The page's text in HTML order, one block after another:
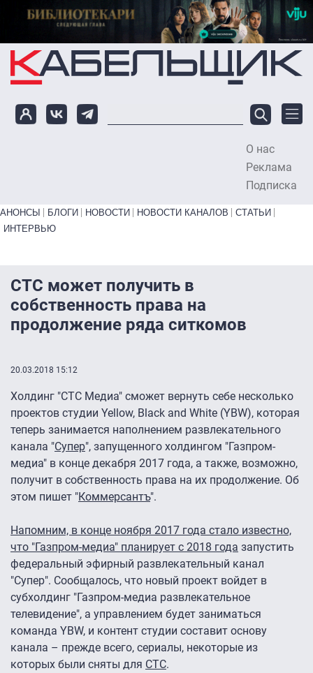
Перейти к основному содержанию
О нас
Реклама
Подписка
Primary links bottom
АНОНСЫ БЛОГИ НОВОСТИ НОВОСТИ КАНАЛОВ
СТАТЬИ
ИНТЕРВЬЮ
СТС может получить в
собственность права на
продолжение ряда ситкомов
20.03.2018 15:12
Холдинг "СТС Медиа" сможет вернуть себе несколько
проектов студии Yellow, Black and White (YBW), которая
теперь занимается наполнением развлекательного
канала "Супер", запущенного холдингом "Газпром-
медиа" в конце декабря 2017 года, а также, возможно,
получит в собственность права на их продолжение. Об
этом пишет "Коммерсантъ".
Напомним, в конце ноября 2017 года стало известно,
что "Газпром-медиа" планирует с 2018 года запустить
федеральный эфирный развлекательный канал
"Супер". Сообщалось, что новый проект войдет в
субхолдинг "Газпром-медиа развлекательное
телевидение", а управлением будет заниматься
команда YBW, и контент студии составит основу
канала – прежде всего, сериалы, некоторые из
которых были сняты для СТС.